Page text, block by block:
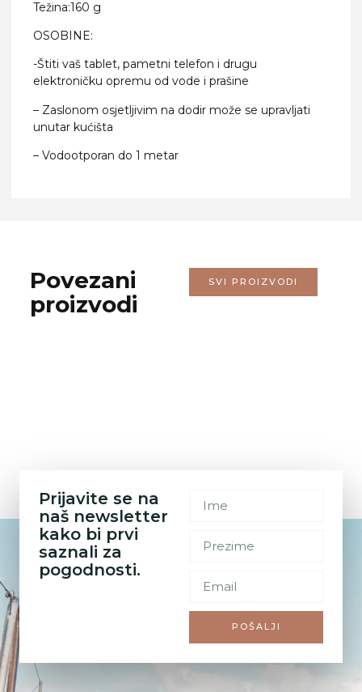
Težina:160 g
OSOBINE:
-Štiti vaš tablet, pametni telefon i drugu
elektroničku opremu od vode i prašine
– Zaslonom osjetljivim na dodir može se upravljati
unutar kućišta
– Vodootporan do 1 metar
Povezani
proizvodi
SVI PROIZVODI
Prijavite se na
naš newsletter
kako bi prvi
saznali za
pogodnosti.
POŠALJI